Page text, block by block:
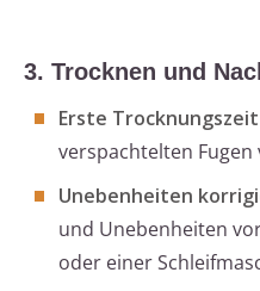
3. Trocknen und
Erste
verspachtelten
Unebenheiten
und Unebenheiten
oder einer